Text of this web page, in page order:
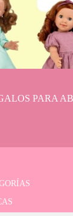
PARA